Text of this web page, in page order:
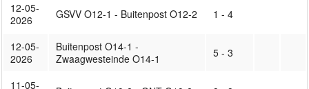
12-05-
2026
GSVV O12-1 - Buitenpost O12-2 1 - 4
12-05-
2026
Buitenpost O14-1 -
Zwaagwesteinde O14-1
5 - 3
11-05-